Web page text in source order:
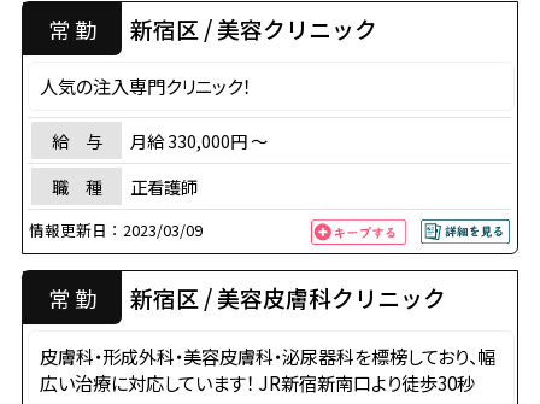
常 勤 新宿区 / 美容クリニック
人気の注入専門クリニック！
給 与
月給 330,000円 〜
職 種
正看護師
情報更新日：2023/03/09
常 勤 新宿区 / 美容皮膚科クリニック
皮膚科・形成外科・美容皮膚科・泌尿器科を標榜しており、幅
広い治療に対応しています！ JR新宿新南口より徒歩30秒